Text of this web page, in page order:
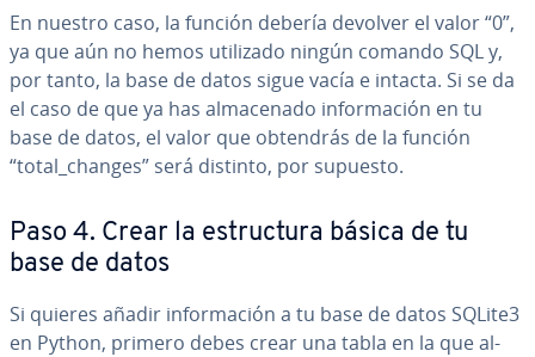
En nuestro caso, la función debería devolver el valor “0”,
ya que aún no hemos utilizado ningún comando SQL y,
por tanto, la base de datos sigue vacía e intacta. Si se da
el caso de que ya has al­ma­ce­na­do in­fo­r­ma­ción en tu
base de datos, el valor que obtendrás de la función
“total_changes” será distinto, por supuesto.
Paso 4. Crear la es­tru­c­tu­ra básica de tu
base de datos
Si quieres añadir in­fo­r­ma­ción a tu base de datos SQLite3
en Python, primero debes crear una tabla en la que al­